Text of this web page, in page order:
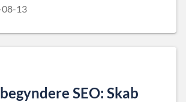
13
SEO: Skab